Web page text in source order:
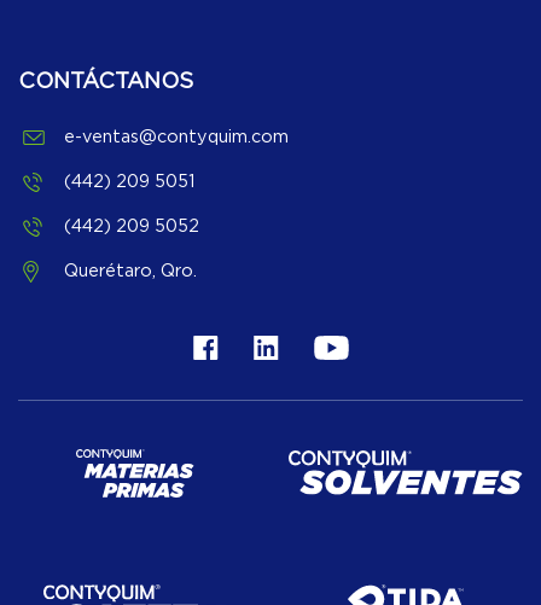
CONTÁCTANOS
e-ventas@contyquim.com
(442) 209 5051
(442) 209 5052
Querétaro, Qro.